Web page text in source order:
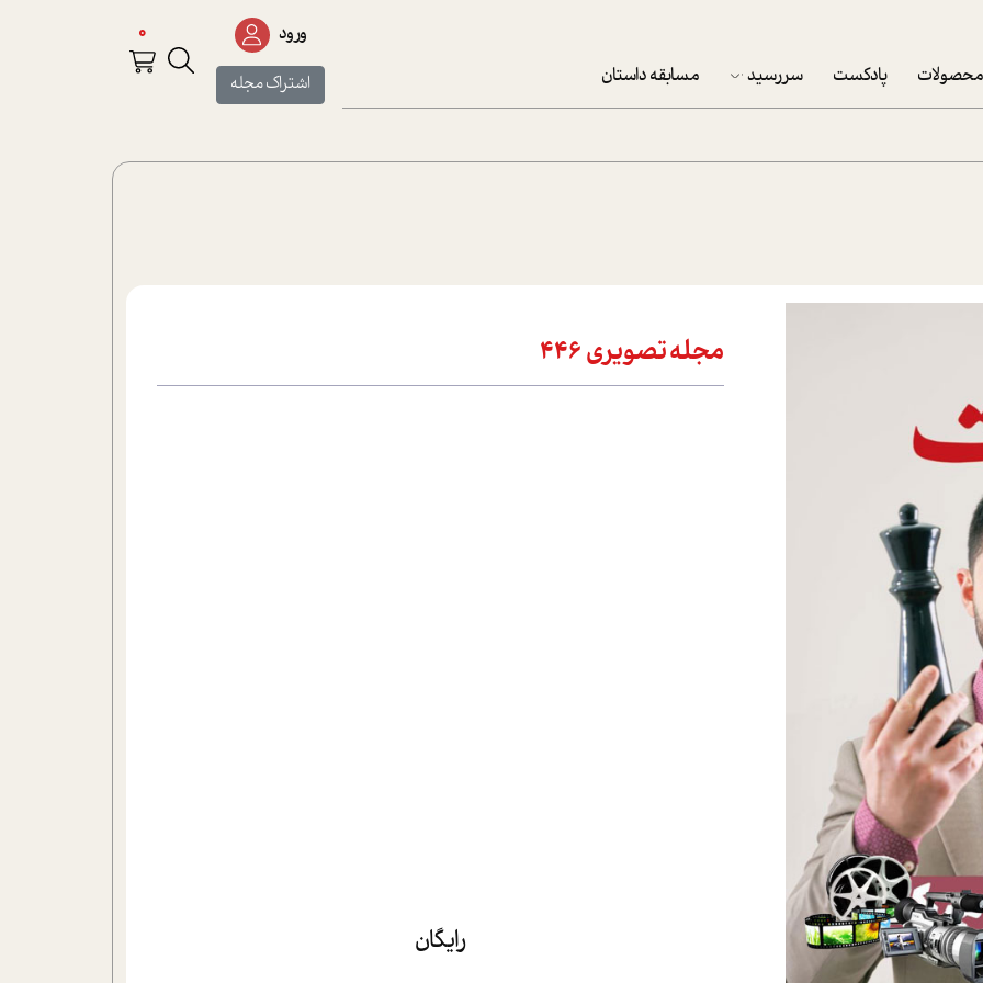
محصولات پادکست سررسید مسابقه داستان
ورود
اشتراک مجله
0
مجله تصويري 446
رایگان